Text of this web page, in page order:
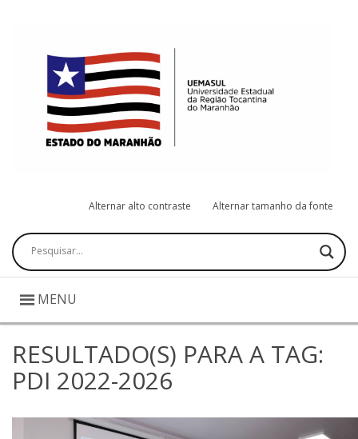
Alternar alto contraste Alternar tamanho da fonte
Pesquisar
MENU
RESULTADO(S) PARA A TAG:
PDI 2022-2026